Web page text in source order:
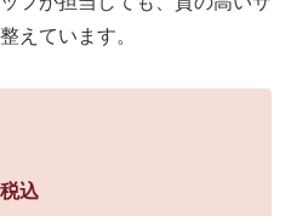
えています。
込